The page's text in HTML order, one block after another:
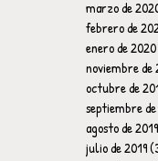
marzo de
febrero de
enero de 2020
noviembre de
octubre de
septiembre
agosto de 2019
julio de 2019